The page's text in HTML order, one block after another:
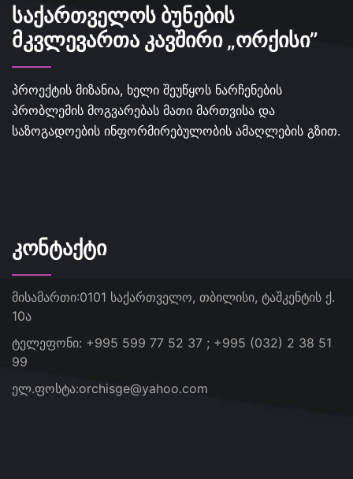
ᲡᲐᲥᲐᲠᲗᲕᲔᲚᲝᲡ ᲑᲣᲜᲔᲑᲘᲡ
ᲛᲙᲕᲚᲔᲕᲐᲠᲗᲐ ᲙᲐᲕᲨᲘᲠᲘ „ᲝᲠᲥᲘᲡᲘ”
პროექტის მიზანია, ხელი შეუწყოს ნარჩენების
პრობლემის მოგვარებას მათი მართვისა და
საზოგადოების ინფორმირებულობის ამაღლების გზით.
ᲙᲝᲜᲢᲐᲥᲢᲘ
მისამართი:0101 საქართველო, თბილისი, ტაშკენტის ქ.
10ა
ტელეფონი: +995 599 77 52 37 ; +995 (032) 2 38 51
99
ელ.ფოსტა:orchisge@yahoo.com